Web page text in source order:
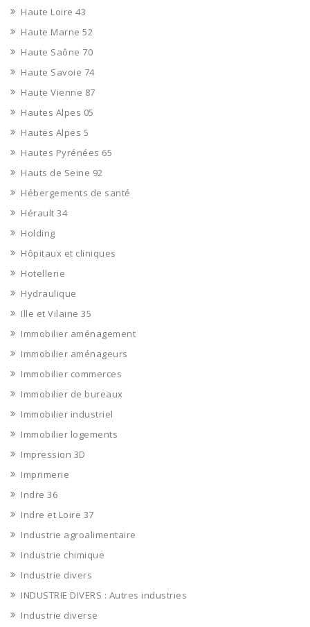
Haute Loire 43
Haute Marne 52
Haute Saône 70
Haute Savoie 74
Haute Vienne 87
Hautes Alpes 05
Hautes Alpes 5
Hautes Pyrénées 65
Hauts de Seine 92
Hébergements de santé
Hérault 34
Holding
Hôpitaux et cliniques
Hotellerie
Hydraulique
Ille et Vilaine 35
Immobilier aménagement
Immobilier aménageurs
Immobilier commerces
Immobilier de bureaux
Immobilier industriel
Immobilier logements
Impression 3D
Imprimerie
Indre 36
Indre et Loire 37
Industrie agroalimentaire
Industrie chimique
Industrie divers
INDUSTRIE DIVERS : Autres industries
Industrie diverse